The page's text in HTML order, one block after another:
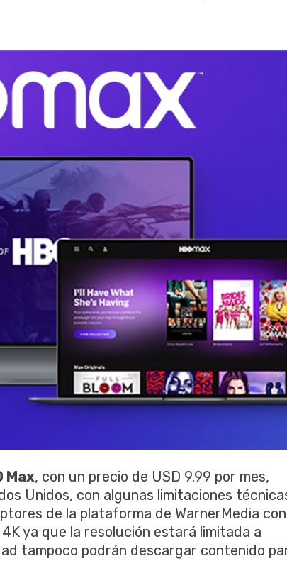
Max, con un precio de USD 9.99 por mes,
Unidos, con algunas limitaciones
de la plataforma de WarnerMedia con
ya que la resolución estará limitada a
tampoco podrán descargar contenido